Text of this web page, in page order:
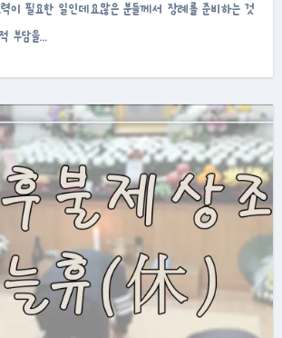
이 필요한 일인데요.많은 분들께서 장례를 준비하는 것
부담을…